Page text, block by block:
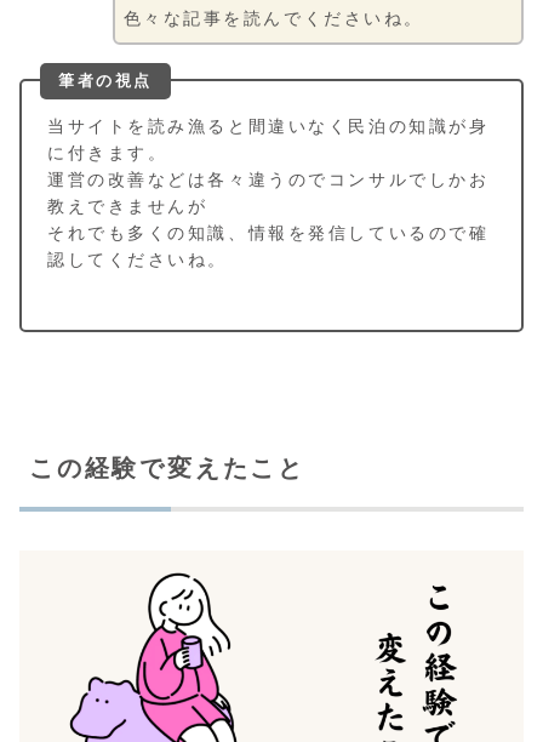
色々な記事を読んでくださいね。
筆者の視点
当サイトを読み漁ると間違いなく民泊の知識が身
に付きます。
運営の改善などは各々違うのでコンサルでしかお
教えできませんが
それでも多くの知識、情報を発信しているので確
認してくださいね。
この経験で変えたこと